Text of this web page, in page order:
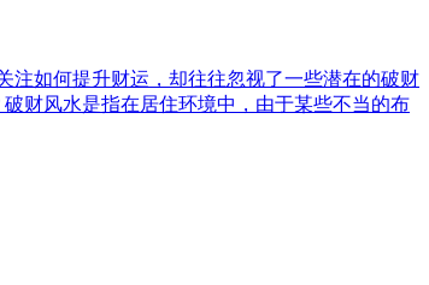
注如何提升财运，却往往忽视了一些潜在的破财
财风水是指在居住环境中，由于某些不当的布